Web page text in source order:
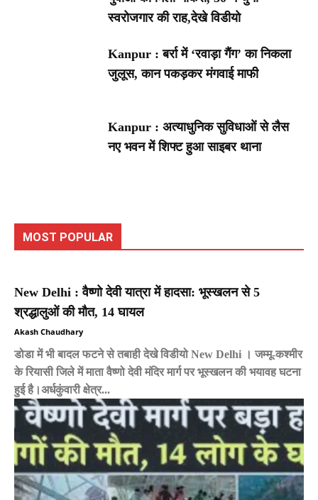
स्वरोजगार की राह,देखे विडीयो
Kanpur : बर्रा में ‘रवाड़ा गैंग’ का निकला
जुलूस, कान पकड़कर मंगवाई माफी
Kanpur : अत्याधुनिक सुविधाओं से लैस
नए भवन में शिफ्ट हुआ साइबर थाना
MOST POPULAR
New Delhi : वैष्णो देवी यात्रा में हादसा: भूस्खलन से 5
श्रद्धालुओं की मौत, 14 घायल
Akash Chaudhary
डोडा में भी बादल फटने से तबाही देखे विडीयो New Delhi । जम्मू-कश्मीर
के रियासी जिले में माता वैष्णो देवी मंदिर मार्ग पर भूस्खलन की भयावह घटना
हुई है।अर्धकुंवारी क्षेत्र...